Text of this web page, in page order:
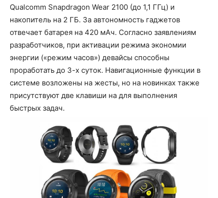
Qualcomm Snapdragon Wear 2100 (до 1,1 ГГц) и
накопитель на 2 ГБ. За автономность гаджетов
отвечает батарея на 420 мАч. Согласно заявлениям
разработчиков, при активации режима экономии
энергии («режим часов») девайсы способны
проработать до 3-х суток. Навигационные функции в
системе возложены на жесты, но на новинках также
присутствуют две клавиши на для выполнения
быстрых задач.